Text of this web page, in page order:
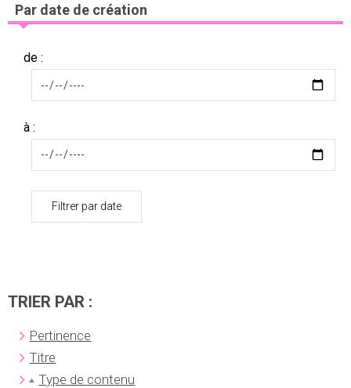
Par date de création
de :
à :
Filtrer par date
TRIER PAR :
Pertinence
Titre
Type de contenu